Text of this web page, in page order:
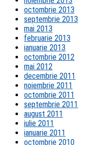
octombrie 2013
septembrie 2013
mai 2013
februarie 2013
ianuarie 2013
octombrie 2012
mai 2012
decembrie 2011
noiembrie 2011
octombrie 2011
septembrie 2011
august 2011
iulie 2011
ianuarie 2011
octombrie 2010